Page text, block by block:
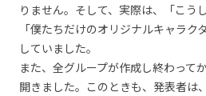
りません。そして、実際は、「こう
「僕たちだけのオリジナルキャラ
していました。
また、全グループが作成し終わって
開きました。このときも、発表者は